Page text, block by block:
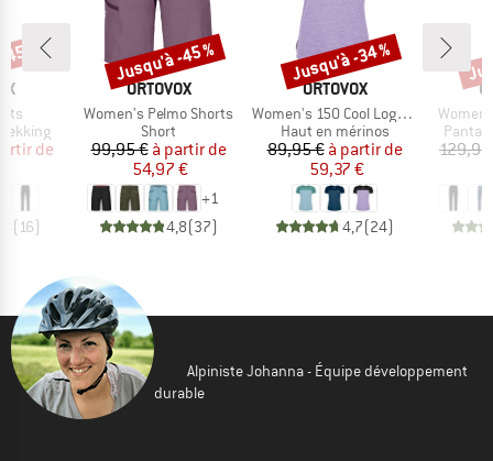
réduit
de
(16)
%
MARQUE
ORTOVOX
Article
Women's Pelmo Shorts
Product group
Short
Prix
99,95 € Prix réduit
à partir de
54,97 €
+1
4,8(37)
Remise
Jusqu'à -45 %
MARQUE
ORTOVOX
Article
Women's 150 Cool Logo T-Shirt
Product group
Haut en mérinos
Prix
89,95 € Prix réduit
à partir de
59,37 €
4,7(24)
Remise
Jusqu'à -34 %
Article
Alpiniste Johanna - Équipe développement
durable